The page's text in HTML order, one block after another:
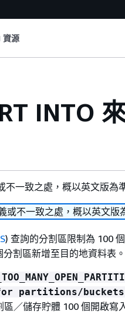
資源
INTO
不一致之處，概以英文版為
或不一致之處，概以英文版
) 查詢的分割區限制為 100
分割區新增至目的地資料表
partitions/buckets
區／儲存貯體 100 個開啟寫